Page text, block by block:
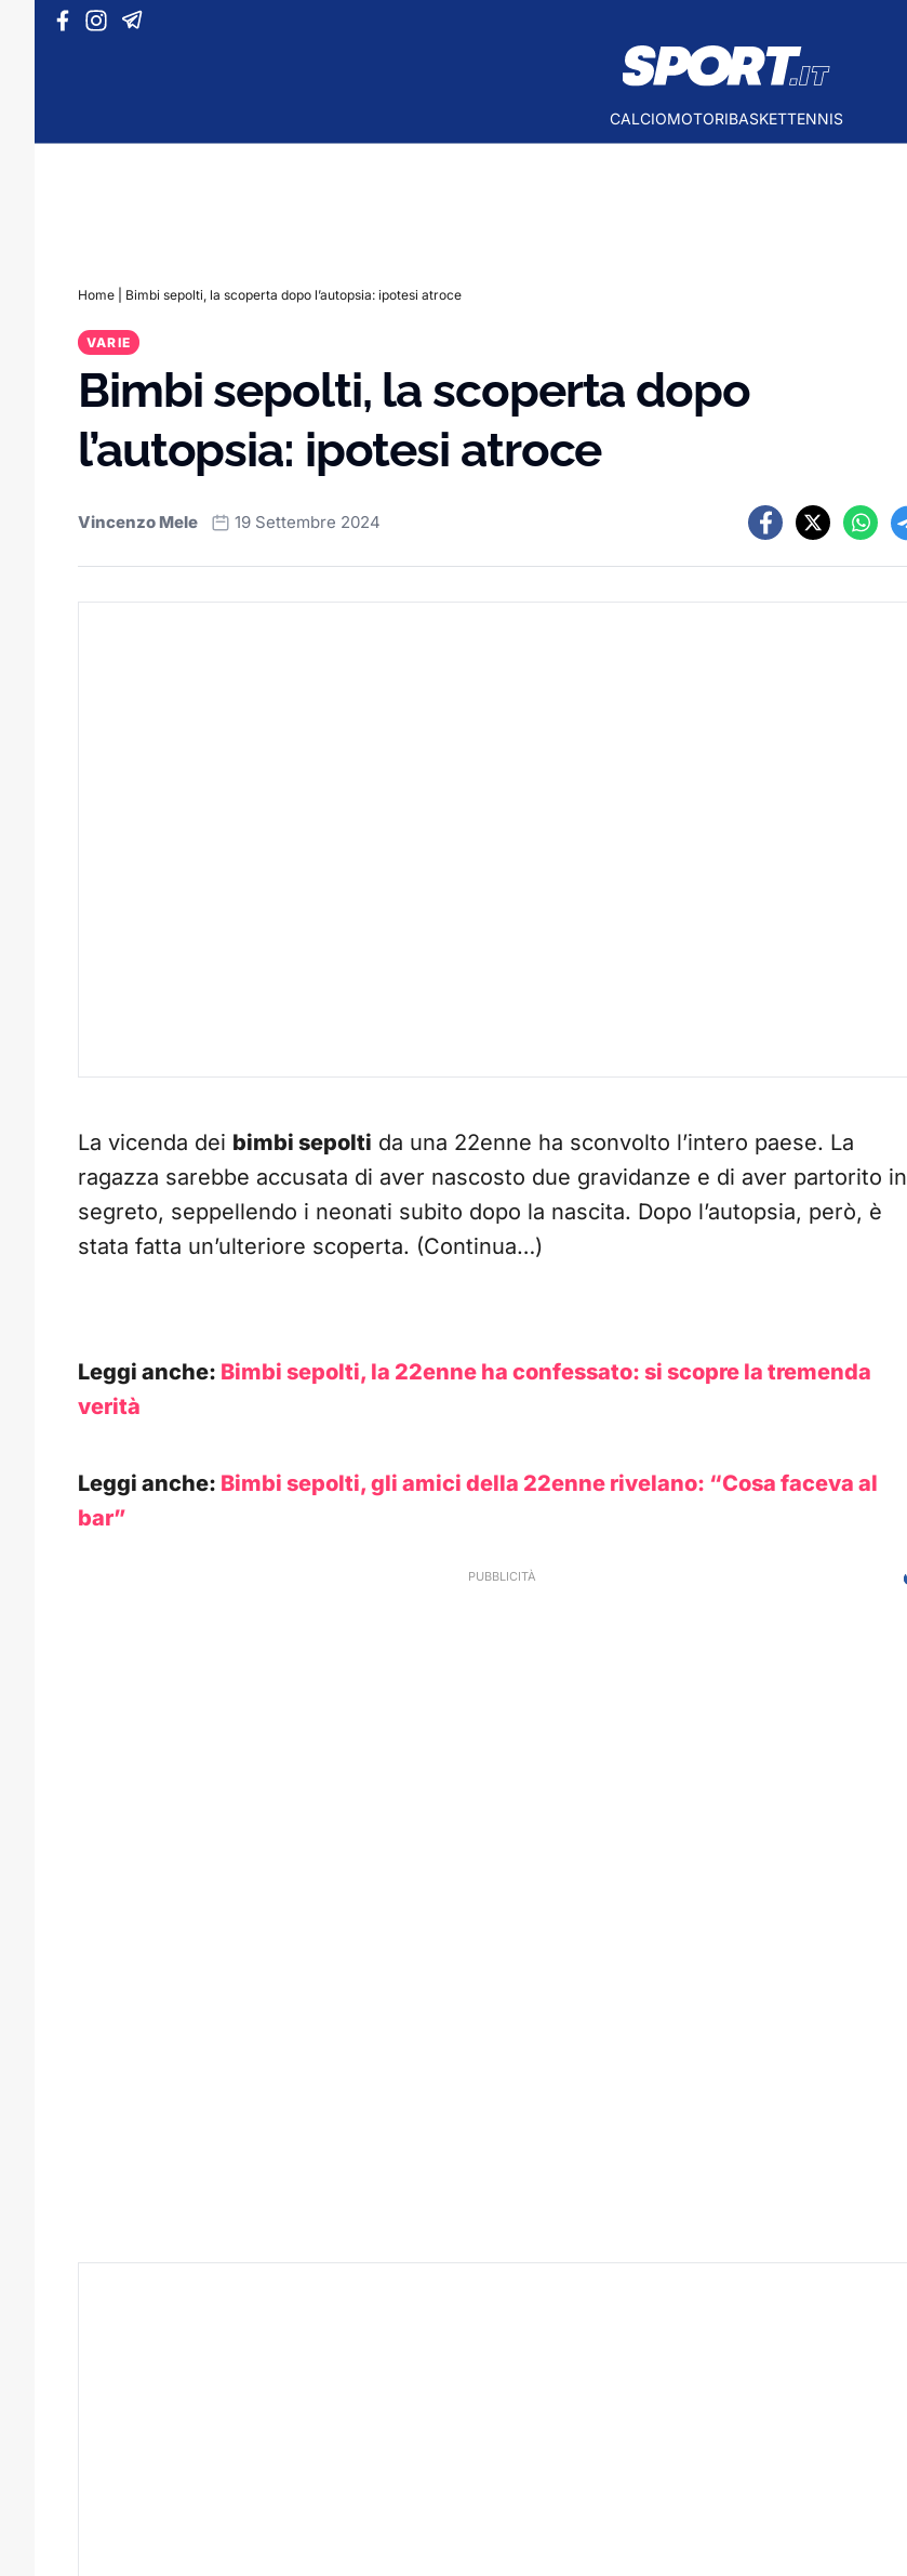
Vai al contenuto
CALCIOMOTORIBASKETTENNIS
Home Bimbi sepolti, la scoperta dopo l’autopsia: ipotesi atroce
VARIE
Bimbi sepolti, la scoperta dopo
l’autopsia: ipotesi atroce
Vincenzo Mele 19 Settembre 2024
La vicenda dei bimbi sepolti da una 22enne ha sconvolto l’intero paese. La
ragazza sarebbe accusata di aver nascosto due gravidanze e di aver partorito in
segreto, seppellendo i neonati subito dopo la nascita. Dopo l’autopsia, però, è
stata fatta un’ulteriore scoperta. (Continua…)
Leggi anche: Bimbi sepolti, la 22enne ha confessato: si scopre la tremenda
verità
Leggi anche: Bimbi sepolti, gli amici della 22enne rivelano: “Cosa faceva al
bar”